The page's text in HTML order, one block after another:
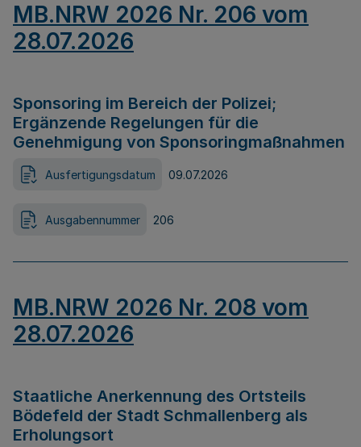
MB.NRW 2026 Nr. 206 vom
28.07.2026
Sponsoring im Bereich der Polizei;
Ergänzende Regelungen für die
Genehmigung von Sponsoringmaßnahmen
Ausfertigungsdatum 09.07.2026
Ausgabennummer 206
MB.NRW 2026 Nr. 208 vom
28.07.2026
Staatliche Anerkennung des Ortsteils
Bödefeld der Stadt Schmallenberg als
Erholungsort